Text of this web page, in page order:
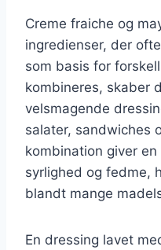
Creme fraiche og
ingredienser, der
som basis for
kombineres, skaber
velsmagende
salater, sandwiches
kombination giver
syrlighed og fedme,
blandt mange
En dressing lavet